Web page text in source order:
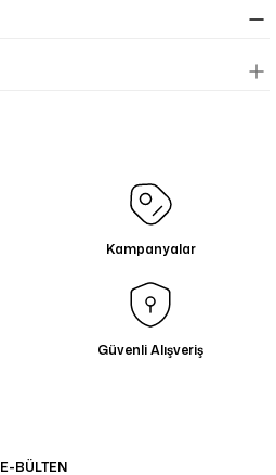
Kampanyalar
Güvenli Alışveriş
E-BÜLTEN